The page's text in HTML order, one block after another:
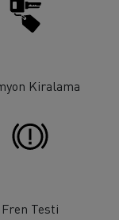
Kiralama
Fren Testi